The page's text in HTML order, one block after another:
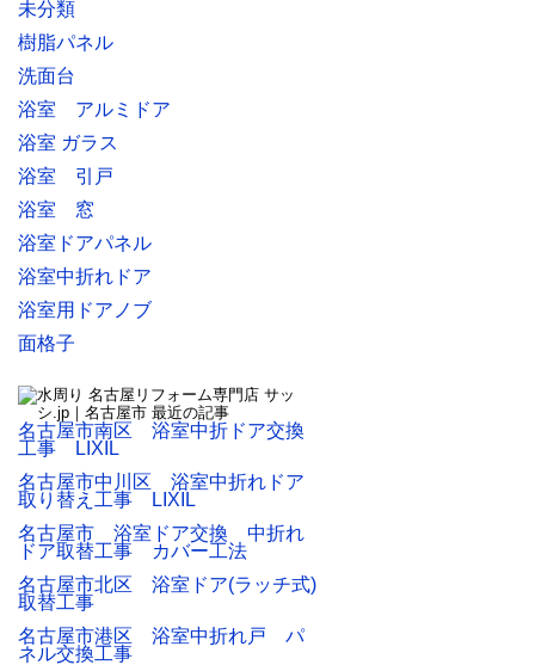
未分類
樹脂パネル
洗面台
浴室 アルミドア
浴室 ガラス
浴室 引戸
浴室 窓
浴室ドアパネル
浴室中折れドア
浴室用ドアノブ
面格子
名古屋市南区 浴室中折ドア交換
工事 LIXIL
名古屋市中川区 浴室中折れドア
取り替え工事 LIXIL
名古屋市 浴室ドア交換 中折れ
ドア取替工事 カバー工法
名古屋市北区 浴室ドア(ラッチ式)
取替工事
名古屋市港区 浴室中折れ戸 パ
ネル交換工事